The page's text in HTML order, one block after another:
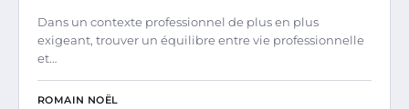
Dans un contexte professionnel de plus en plus
exigeant, trouver un équilibre entre vie professionnelle
et…
ROMAIN NOËL